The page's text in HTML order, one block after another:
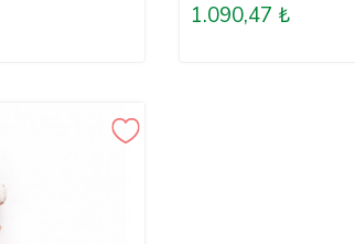
1.090,47 ₺